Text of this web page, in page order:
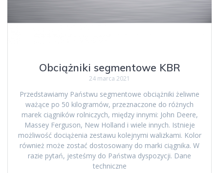
Obciążniki segmentowe KBR
24 marca 2021
Przedstawiamy Państwu segmentowe obciążniki żeliwne
ważące po 50 kilogramów, przeznaczone do różnych
marek ciągników rolniczych, między innymi: John Deere,
Massey Ferguson, New Holland i wiele innych. Istnieje
możliwość dociążenia zestawu kolejnymi walizkami. Kolor
również może zostać dostosowany do marki ciągnika. W
razie pytań, jesteśmy do Państwa dyspozycji. Dane
techniczne